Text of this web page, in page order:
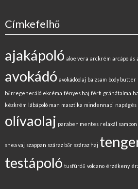
Címkefelhő
ajakápoló aloe vera arckrém arcápolás
avokádó avokádóolaj balzsam body butter
bőrregeneráló ekcéma fényes haj férfi gránátalma
kézkrém lábápoló man masztika mindennapi napégés
olívaolaj paraben mentes relaxál sampon
shea vaj szappan száraz bőr száraz haj
testápoló tusfürdő volcano érzékeny